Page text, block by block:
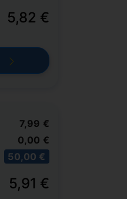
5,82 €
7,99 €
0,00 €
50,00 €
5,91 €